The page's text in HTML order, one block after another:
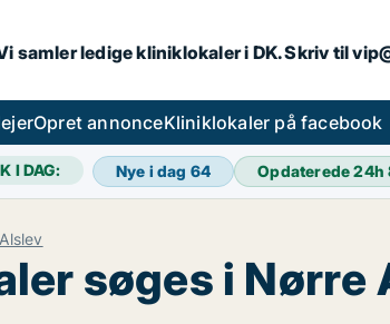
samler ledige kliniklokaler i DK. Skriv til
Opret annonceKliniklokaler på facebook
I DAG: Nye i dag 64 Opdaterede 24h
søges i Nørre